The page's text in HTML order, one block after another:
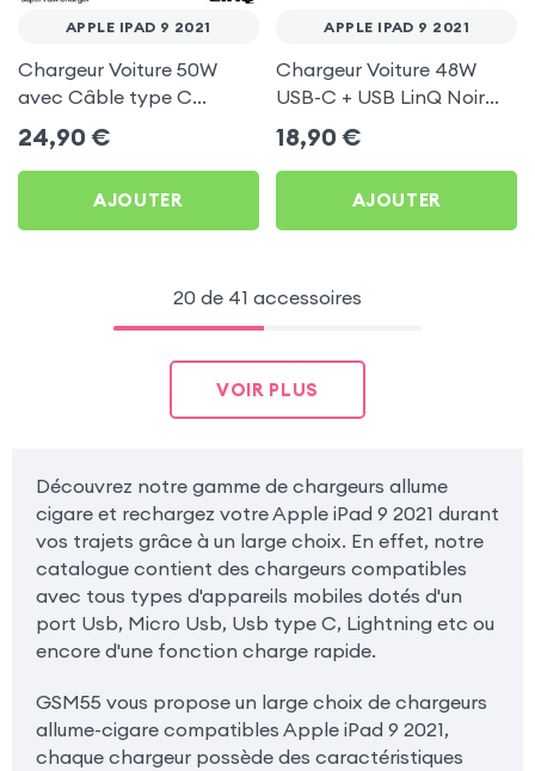
APPLE IPAD 9 2021
Chargeur Voiture 50W
avec Câble type C
rétractable LinQ pour
Apple iPad 9 2021
24,90 €
AJOUTER
APPLE IPAD 9 2021
Chargeur Voiture 48W
USB-C + USB LinQ Noir
pour Apple iPad 9 2021
18,90 €
AJOUTER
20 de 41 accessoires
VOIR PLUS
Découvrez notre gamme de chargeurs allume
cigare et rechargez votre Apple iPad 9 2021 durant
vos trajets grâce à un large choix. En effet, notre
catalogue contient des chargeurs compatibles
avec tous types d'appareils mobiles dotés d'un
port Usb, Micro Usb, Usb type C, Lightning etc ou
encore d'une fonction charge rapide.
GSM55 vous propose un large choix de chargeurs
allume-cigare compatibles Apple iPad 9 2021,
chaque chargeur possède des caractéristiques